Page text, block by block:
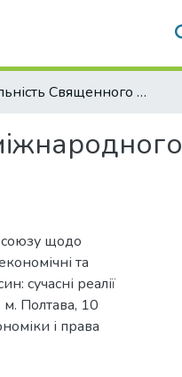
Діяльність Священного союзу щодо утвердження міжнародного правопорядку
щодо
та
сучасні реалії
м. Полтава, 10
і права